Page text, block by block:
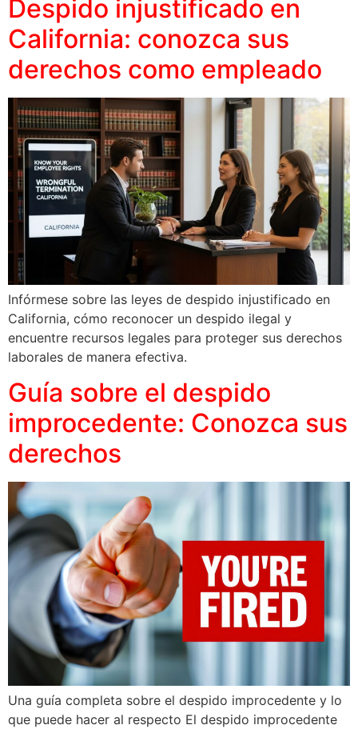
Despido injustificado en
California: conozca sus
derechos como empleado
Infórmese sobre las leyes de despido injustificado en
California, cómo reconocer un despido ilegal y
encuentre recursos legales para proteger sus derechos
laborales de manera efectiva.
Guía sobre el despido
improcedente: Conozca sus
derechos
Una guía completa sobre el despido improcedente y lo
que puede hacer al respecto El despido improcedente